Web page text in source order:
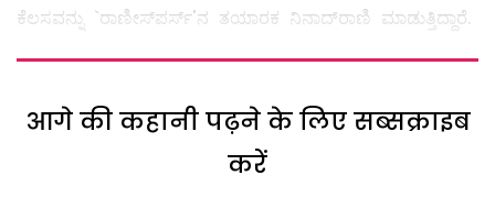
ಕೆಲಸವನ್ನು `ರಾಣೀಸ್‌ಪರ್ಸ್‌'ನ ತಯಾರಕ ನಿನಾದ್‌ರಾಣಿ ಮಾಡುತ್ತಿದ್ದಾರೆ.
आगे की कहानी पढ़ने के लिए सब्सक्राइब
करें